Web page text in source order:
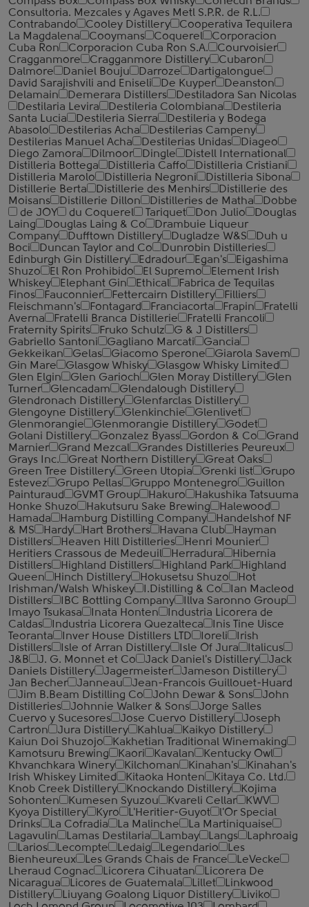
Consultoria. Mezcales y Agaves Metl S.P.R. de R.L.
Contrabando
Cooley Distillery
Cooperativa Tequilera
La Magdalena
Cooymans Coquerel
Corporacion
Cuba Ron
Corporacion Cuba Ron S.A.
Courvoisier
Cragganmore
Cragganmore Distillery
Cubaron
Dalmore
Daniel Bouju Darroze
Dartigalongue
David Sarajishvili and Eniseli
De Kuyper
Deanston
Delamain
Demerara Distillers
Destiladora San Nicolas
Destilaria Levira
Destileria Colombiana
Destileria
Santa Lucia
Destileria Sierra
Destileria y Bodega
Abasolo
Destilerias Acha
Destilerias Campeny
Destilerias Manuel Acha
Destilerias Unidas
Diageo
Diego Zamora
Dilmoor Dingle
Distell International
Distilleria Bottega
Distilleria Caffo
Distilleria Cristiani
Distilleria Marolo
Distilleria Negroni
Distilleria Sibona
Distillerie Berta
Distillerie des Menhirs
Distillerie des
Moisans
Distillerie Dillon Distilleries de Matha
Dobbe
de JOY
du Coquerel Tariquet Don Julio
Douglas
Laing
Douglas Laing & Co
Drambuie Liqueur
Company
Dufftown Distillery Dugladze W&S
Duh u
Boci
Duncan Taylor and Co
Dunrobin Distilleries
Edinburgh Gin Distillery
Edradour Egan's
Eigashima
Shuzo
El Ron Prohibido El Supremo
Element Irish
Whiskey
Elephant Gin Ethical
Fabrica de Tequilas
Finos
Fauconnier Fettercairn Distillery
Filliers
Fleischmann's
Fontagard Franciacorta Frapin
Fratelli
Averna
Fratelli Branca Distillerie
Fratelli ‎Francoli
Fraternity Spirits
Fruko Schulz
G & J Distillers
Gabriello Santoni
Gagliano Marcati
Gancia
Gekkeikan
Gelas Giacomo Sperone
Giarola Savem
Gin Mare
Glasgow Whisky
Glasgow Whisky Limited
Glen Elgin
Glen Garioch Glen Moray Distillery
Glen
Turner
Glencadam
Glendalough Distillery
Glendronach Distillery
Glenfarclas Distillery
Glengoyne Distillery
Glenkinchie
Glenlivet
Glenmorangie
Glenmorangie Distillery
Godet
Golani Distillery
Gonzalez Byass Gordon & Co
Grand
Marnier
Grand Mezcal
Grandes Distilleries Peureux
Grays Inc.
Great Northern Distillery
Great Oaks
Green Tree Distillery
Green Utopia Grenki list
Grupo
Estevez
Grupo Pellas Gruppo Montenegro
Guillon
Painturaud
GVMT Group Hakuro
Hakushika Tatsuuma
Honke Shuzo
Hakutsuru Sake Brewing
Halewood
Hamada
Hamburg Distilling Company
Handelshof NF
& MS
Hardy Hart Brothers Havana Club
Hayman
Distillers
Heaven Hill Distilleries
Henri Mounier
Heritiers Crassous de Medeuil
Herradura
Hibernia
Distillers
Highland Distillers Highland Park
Highland
Queen
Hinch Distillery Hokusetsu Shuzo
Hot
Irishman/Walsh Whiskey
I.Distilling & Co
Ian Macleod
Distillers
IBC Bottling Company
Illva Saronno Group
Imayo Tsukasa
Inata Honten
Industria Licorera de
Caldas
Industria Licorera Quezalteca
Inis Tine Uisce
Teoranta
Inver House Distillers LTD Ioreli
Irish
Distillers
Isle of Arran Distillery Isle Of Jura
Italicus
J&B
J. G. Monnet et Co Jack Daniel's Distillery
Jack
Daniels Distillery
Jagermeister
Jameson Distillery
Jan Becher
Janneau
Jean-Francois Guillouet-Huard
Jim B.Beam Distilling Co
John Dewar & Sons
John
Distilleries
Johnnie Walker & Sons
Jorge Salles
Cuervo y Sucesores
Jose Cuervo Distillery
Joseph
Cartron
Jura Distillery Kahlua
Kaikyo Distillery
Kaiun Doi Shuzojo
Kakhetian Traditional Winemaking
Kamotsuru Brewing
Kaori Kavalan
Kentucky Owl
Khvanchkara Winery
Kilchoman Kinahan's
Kinahan's
Irish Whiskey Limited
Kitaoka Honten
Kitaya Co. Ltd.
Knob Creek Distillery
Knockando Distillery
Kojima
Sohonten
Kumesen Syuzou Kvareli Cellar
KWV
Kyoya Distillery
Kyro L'Heritier-Guyot
l'Or Special
Drinks
La Cofradia La Malinche
La Martiniquaise
Lagavulin
Lamas Destilaria Lambay Langs
Laphroaig
Larios
Lecompte Ledaig Legendario
Les
Bienheureux
Les Grands Chais de France
LeVecke
Lheraud Cognac
Licorera Cihuatan
Licorera De
Nicaragua
Licores de Guatemala Lillet
Linkwood
Distillery
Liuyang Goalong Liquor Distillery
Liviko